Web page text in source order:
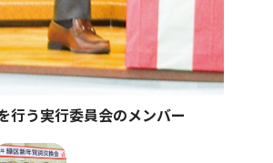
行う実行委員会のメンバー